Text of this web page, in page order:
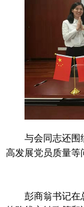
与会同志还围
高发展党员质量等
彭商翁书记在